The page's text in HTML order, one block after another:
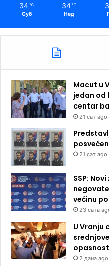
34 ℃
Суб
34 ℃
Нед
Macut u
jedan od
centar
21 сат ago
21 сат ago
SSP:
većinu
23 сата
U Vranju
2 дана ago